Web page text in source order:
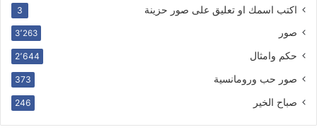
اكتب اسمك او تعليق على صور حزينة 3
صور 3٬263
حكم وامثال 2٬644
صور حب ورومانسية 373
صباح الخير 246